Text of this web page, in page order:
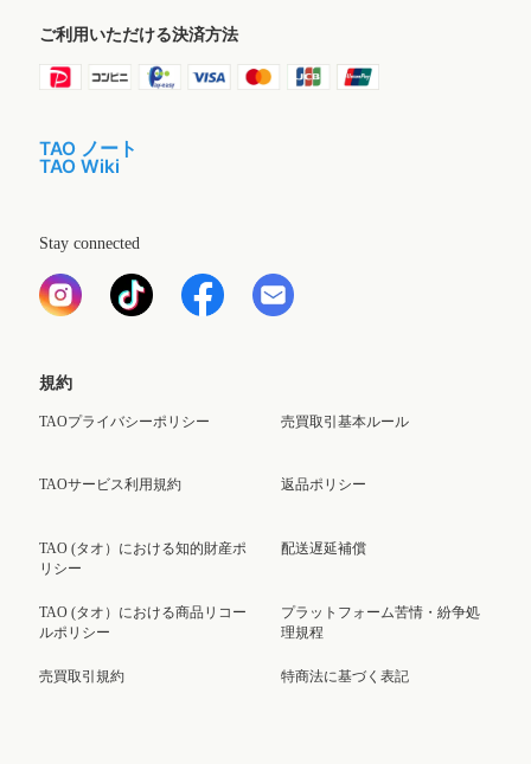
ご利用いただける決済方法
TAO ノート
TAO Wiki
Stay connected
規約
TAOプライバシーポリシー
TAOサービス利用規約
TAO (タオ）における知的財産ポ
リシー
TAO (タオ）における商品リコー
ルポリシー
売買取引規約
売買取引基本ルール
返品ポリシー
配送遅延補償
プラットフォーム苦情・紛争処
理規程
特商法に基づく表記